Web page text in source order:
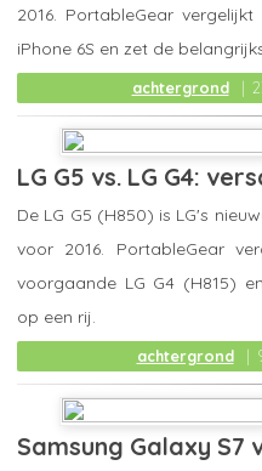
achtergrond
2016. PortableGear
iPhone 6S en zet de
LG G5 vs. LG G4:
achtergrond
De LG G5 (H850) is LG's
voor 2016. PortableGear
voorgaande LG G4 (H815)
op een rij.
Samsung Galaxy S7